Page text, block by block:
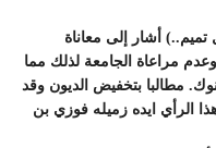
أشار إلى معاناة
مراعاة الجامعة لذلك مما
مطالبا بتخفيض الديون وقد
الرأي ايده زميله فوزي بن